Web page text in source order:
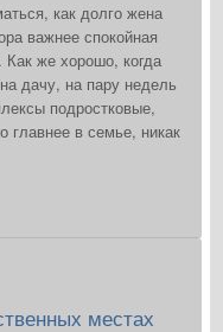
как долго жена
важнее спокойная
Как же хорошо, когда
дачу, на пару недель
подростковые,
главнее в семье, никак
местах